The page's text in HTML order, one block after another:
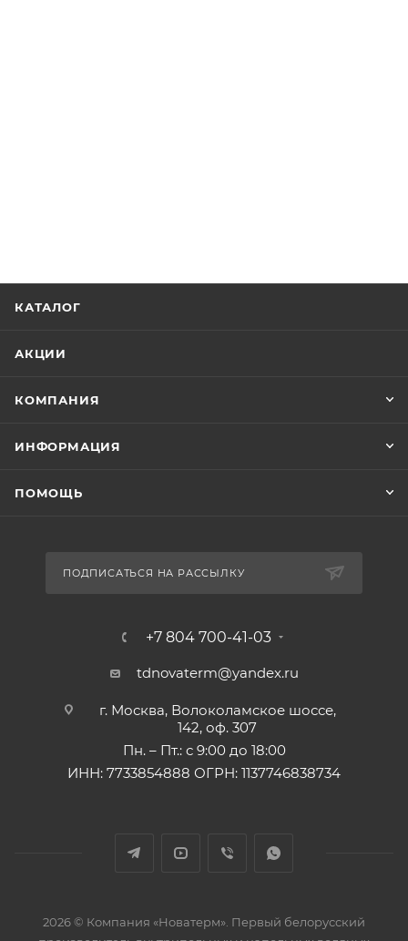
КАТАЛОГ
АКЦИИ
КОМПАНИЯ
ИНФОРМАЦИЯ
ПОМОЩЬ
ПОДПИСАТЬСЯ НА РАССЫЛКУ
+7 804 700-41-03
tdnovaterm@yandex.ru
г. Москва, Волоколамское шоссе,
142, оф. 307
Пн. – Пт.: с 9:00 до 18:00
ИНН: 7733854888 ОГРН: 1137746838734
2026 © Компания «Новатерм». Первый белорусский